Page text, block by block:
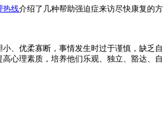
热线介绍了几种帮助强迫症来访尽快康复的方
、优柔寡断，事情发生时过于谨慎，缺乏自
心理素质，培养他们乐观、独立、豁达、自